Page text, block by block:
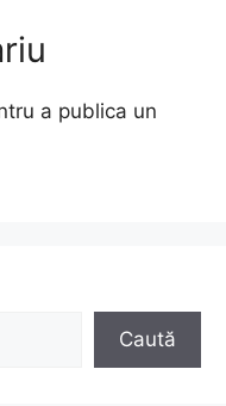
a publica un
Caută